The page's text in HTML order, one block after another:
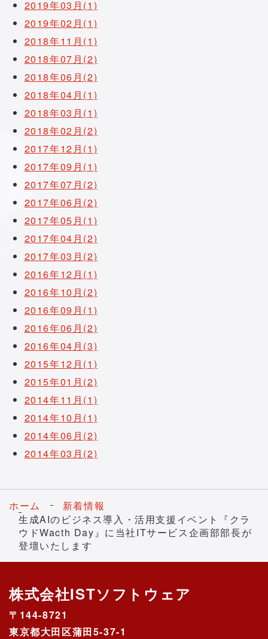
2019年03月(1)
2019年02月(1)
2018年11月(1)
2018年07月(2)
2018年06月(2)
2018年04月(1)
2018年03月(1)
2018年02月(2)
2017年12月(1)
2017年09月(1)
2017年07月(2)
2017年06月(2)
2017年05月(1)
2017年04月(2)
2017年03月(2)
2016年12月(1)
2016年10月(2)
2016年09月(1)
2016年06月(2)
2016年04月(3)
2015年12月(1)
2015年01月(2)
2014年11月(1)
2014年10月(1)
2014年06月(2)
2014年03月(2)
ホーム
新着情報
生成AIのビジネス導入・活用支援イベント『クラ
ウドWacth Day』に当社ITサービス企画部部長が
登壇いたします
株式会社ISTソフトウェア
〒144-8721
東京都大田区蒲田5-37-1